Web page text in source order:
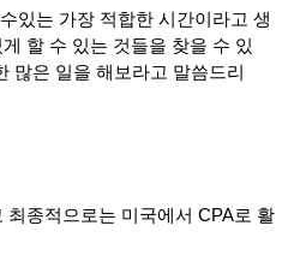
수있는 가장 적합한 시간이라고 생
할 수 있는 것들을 찾을 수 있
많은 일을 해보라고 말씀드리
최종적으로는 미국에서 CPA로 활